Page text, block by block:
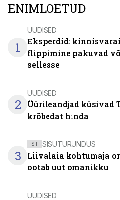
ENIMLOETUD
1
UUDISED
Eksperdid:
flippimine pakuvad
sellesse
2
UUDISED
Üürileandjad küsivad
krõbedat hinda
3
ST SISUTURUNDUS
Liivalaia kohtumaja
ootab uut omanikku
UUDISED